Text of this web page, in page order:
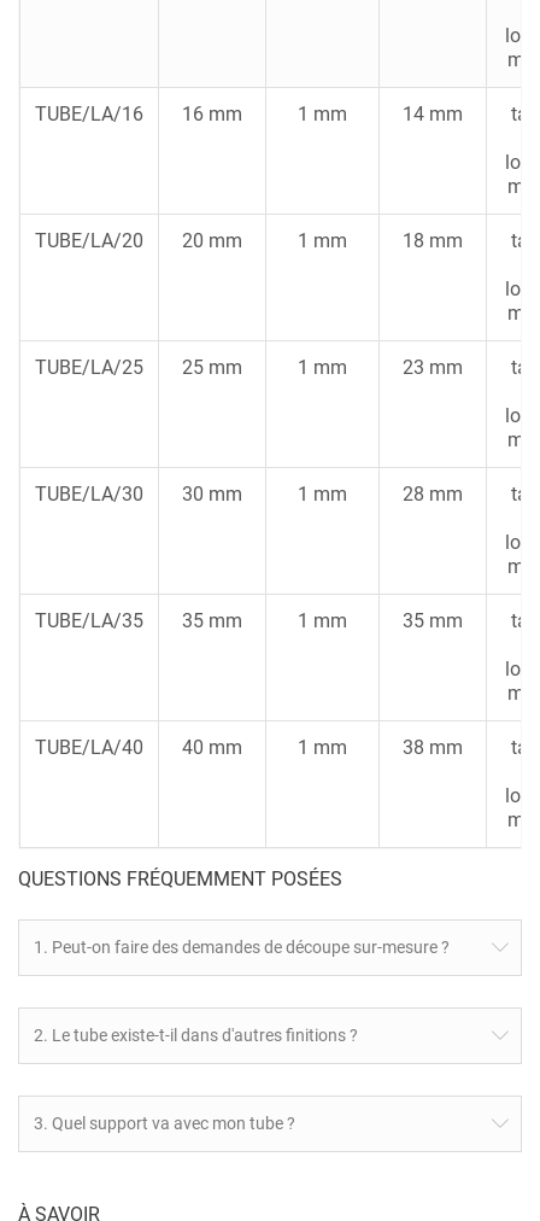
TUBE/LA/16 16 mm 1 mm 14 mm
TUBE/LA/20 20 mm 1 mm 18 mm
TUBE/LA/25 25 mm 1 mm 23 mm
TUBE/LA/30 30 mm 1 mm 28 mm
TUBE/LA/35 35 mm 1 mm 35 mm
TUBE/LA/40 40 mm 1 mm 38 mm
QUESTIONS FRÉQUEMMENT POSÉES
1. Peut-on faire des demandes de découpe sur-mesure ?
2. Le tube existe-t-il dans d'autres finitions ?
3. Quel support va avec mon tube ?
À SAVOIR